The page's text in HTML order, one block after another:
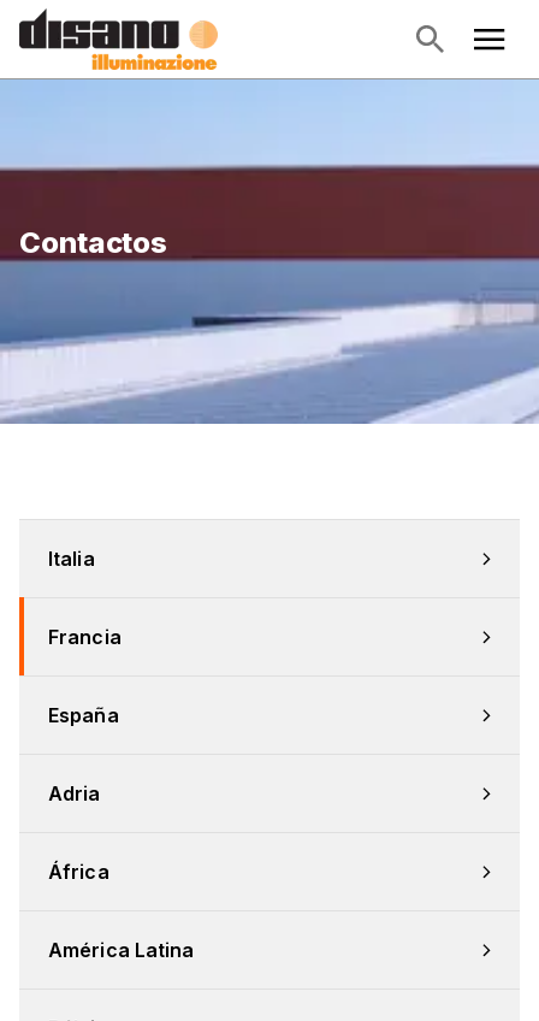
Contactos
Italia
Francia
España
Adria
África
América Latina